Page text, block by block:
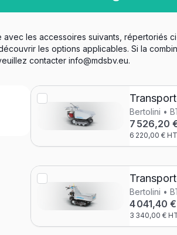
avec les accessoires suivants, répertoriés
les options applicables. Si la
contacter info@mdsbv.eu.
Bertolini •
7 526,20
6 220,00 €
Bertolini •
4 041,40
3 340,00 €